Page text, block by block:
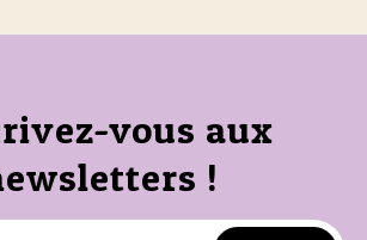
vous aux
!